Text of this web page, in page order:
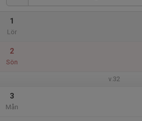
1
Lör
2
Sön
v.32
3
Mån